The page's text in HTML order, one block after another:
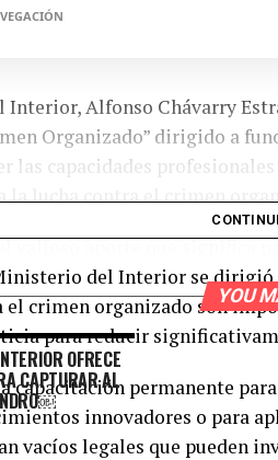
Alfonso Chávarry
Organizado” dirigido a
las capacidades
la lucha contra el crimen
el valioso aporte que significa
del Interior se dirigió
el crimen organizado son
para reducir
capacitación permanente
innovadores o para
vacíos legales que pueden
YOU
OFRECE
CAPTURAR AL